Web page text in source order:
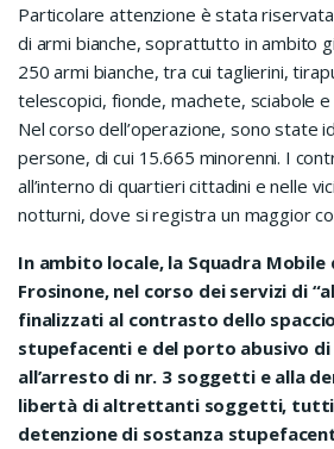
Particolare attenzione è stata
di armi bianche, soprattutto in ambito
250 armi bianche, tra cui taglierini,
telescopici, fionde, machete, sciabole
Nel corso dell’operazione, sono state
persone, di cui 15.665 minorenni. I
all’interno di quartieri cittadini e nelle
notturni, dove si registra un maggior
In ambito locale, la Squadra Mobile
Frosinone, nel corso dei servizi di
finalizzati al contrasto dello
stupefacenti e del porto abusivo
all’arresto di nr. 3 soggetti e alla
libertà di altrettanti soggetti, tutti
detenzione di sostanza